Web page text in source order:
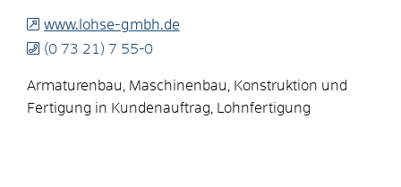
www.lohse-gmbh.de
(0 73 21) 7 55-0
Armaturenbau, Maschinenbau, Konstruktion und
Fertigung in Kundenauftrag, Lohnfertigung